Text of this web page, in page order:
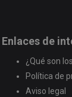
Enlaces de
¿Qué son
Política de
Aviso legal